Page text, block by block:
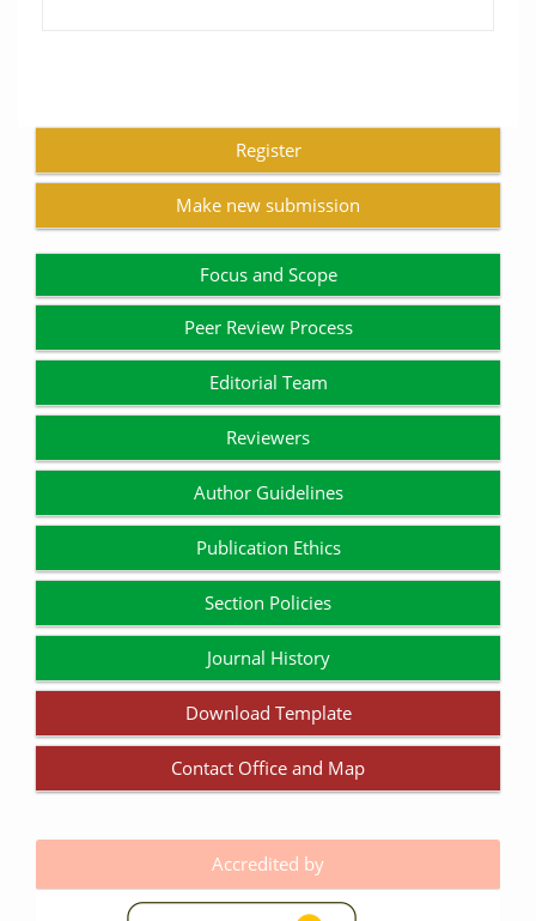
Register
Make new submission
Focus and Scope
Peer Review Process
Editorial Team
Reviewers
Author Guidelines
Publication Ethics
Section Policies
Journal History
Download Template
Contact Office and Map
Accredited by